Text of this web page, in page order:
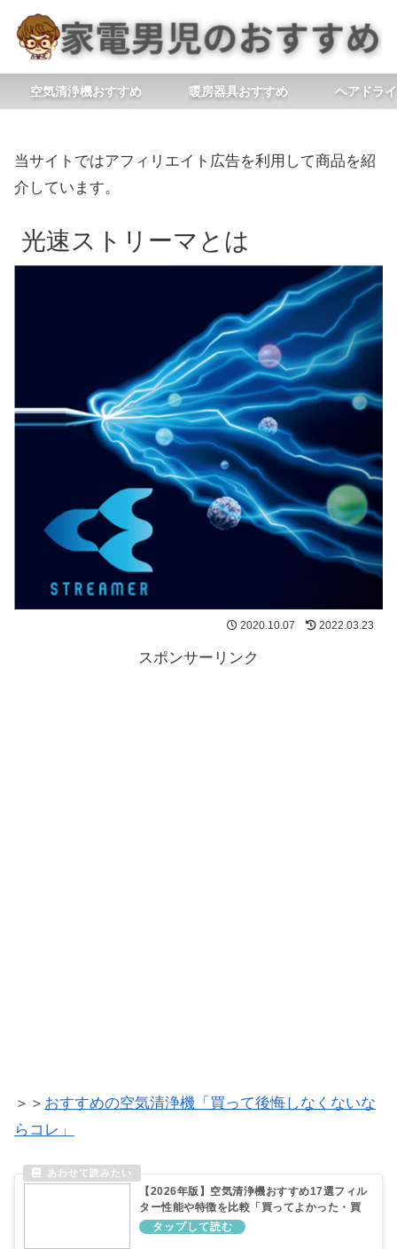
空気清浄機おすすめ 暖房器具おすすめ ヘアドラ
当サイトではアフィリエイト広告を利用して商品を紹
介しています。
光速ストリーマとは
2020.10.07 2022.03.23
スポンサーリンク
＞＞ おすすめの空気清浄機「買って後悔しなくないな
らコレ」
【2026年版】空気清浄機おすすめ17選フィル
ター性能や特徴を比較「買ってよかった・買
ってはいけないモデル」